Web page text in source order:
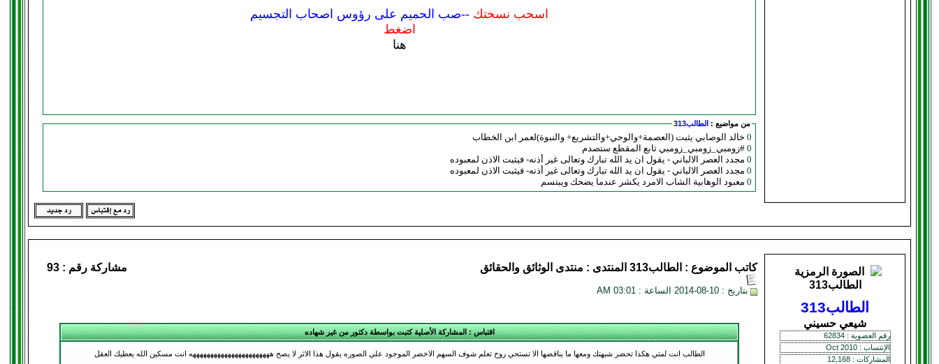
اسحب نسختك --صب الحميم على رؤوس اصحاب التجسيم
اضغط
هنا
من مواضيع : الطالب313
0 خالد الوصابي يثبت (العصمة+والوحي+والتشريع+ والنبوة)لعمر ابن الخطاب
0 #زومبي_زومبي_زومبي تابع المقطع ستصدم
0 مجدد العصر الالباني - يقول ان يد الله تبارك وتعالى غير أذنه- فيثبت الاذن لمعبوده
0 مجدد العصر الالباني - يقول ان يد الله تبارك وتعالى غير أذنه- فيثبت الاذن لمعبوده
0 معبود الوهابية الشاب الامرد يكشر عندما يضحك ويبتسم
الطالب313
شيعي حسيني
رقم العضوية : 62834
الإنتساب : Oct 2010
المشاركات : 12,168
مشاركة رقم : 93 كاتب الموضوع : الطالب313 المنتدى : منتدى الوثائق والحقائق
بتاريخ : 10-08-2014 الساعة : 03:01 AM
اقتباس : المشاركة الأصلية كتبت بواسطة دكتور من غير شهاده
الطالب انت لمتي هكذا تحضر شبهتك ومعها ما يناقضها الا تستحي روح تعلم شوف السهم الاخضر الموجود علي الصوره يقول هذا الاثر لا يصح هههههههههههههههههههههههه انت مسكين الله يعطيك العقل